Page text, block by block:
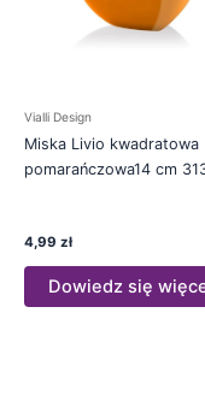
Vialli Design
Miska Livio kwadratowa
pomarańczowa14 cm
4,99 zł
Dowiedz się